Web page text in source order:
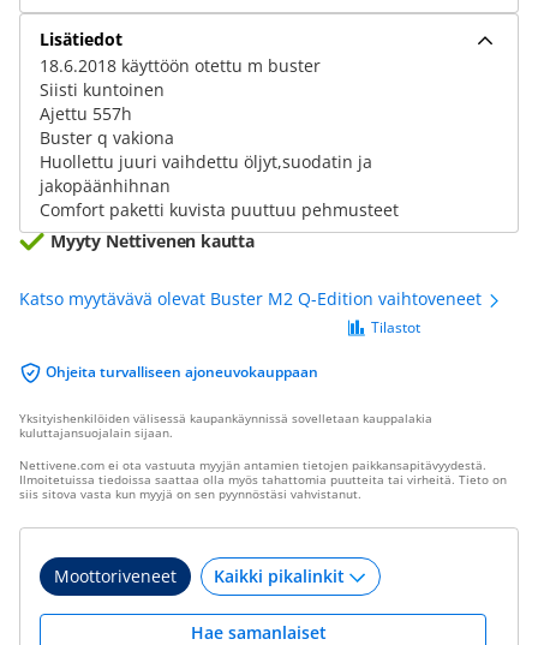
Lisätiedot
18.6.2018 käyttöön otettu m buster
Siisti kuntoinen
Ajettu 557h
Buster q vakiona
Huollettu juuri vaihdettu öljyt,suodatin ja
jakopäänhihnan
Comfort paketti kuvista puuttuu pehmusteet
Myyty Nettivenen kautta
Katso myytävävä olevat Buster M2 Q-Edition vaihtoveneet
Ohjeita turvalliseen ajoneuvokauppaan
Tilastot
Yksityishenkilöiden välisessä kaupankäynnissä sovelletaan kauppalakia
kuluttajansuojalain sijaan.
Nettivene.com ei ota vastuuta myyjän antamien tietojen paikkansapitävyydestä.
Ilmoitetuissa tiedoissa saattaa olla myös tahattomia puutteita tai virheitä. Tieto on
siis sitova vasta kun myyjä on sen pyynnöstäsi vahvistanut.
Moottoriveneet
Hae samanlaiset